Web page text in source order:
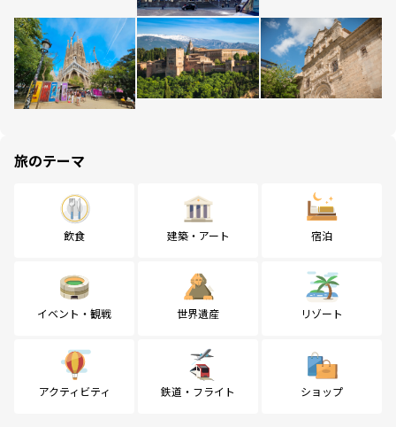
旅のテーマ
飲食 建築・アート 宿泊
イベント・観戦 世界遺産 リゾート
アクティビティ 鉄道・フライト ショップ